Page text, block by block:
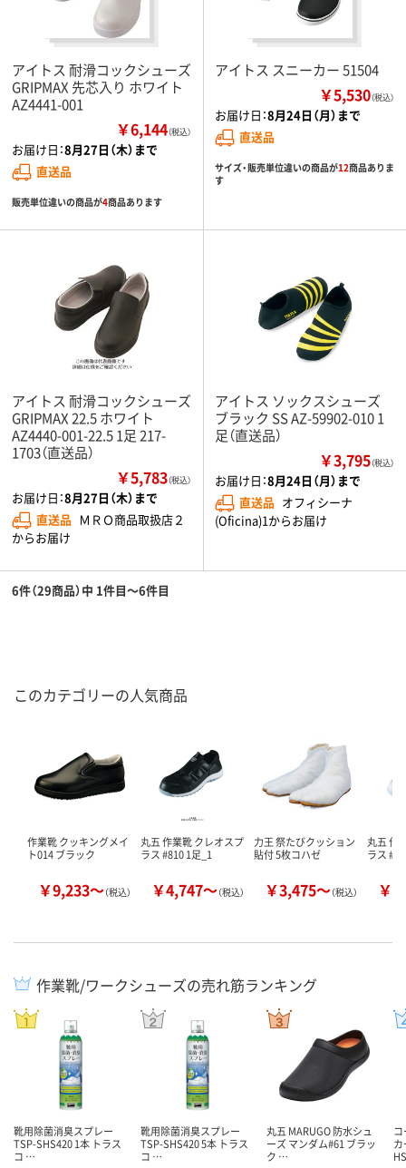
アイトス 耐滑コックシューズ
GRIPMAX 先芯入り ホワイト
AZ4441-001
￥6,144（税込）
お届け日：8月27日（木）まで
直送品
販売単位違いの商品が4商品あります
アイトス スニーカー 51504
￥5,530（税込）
お届け日：8月24日（月）まで
直送品
サイズ・販売単位違いの商品が12商品ありま
す
アイトス 耐滑コックシューズ
GRIPMAX 22.5 ホワイト
AZ4440-001-22.5 1足 217-
1703（直送品）
￥5,783（税込）
お届け日：8月27日（木）まで
直送品 ＭＲＯ商品取扱店２
からお届け
アイトス ソックスシューズ
ブラック SS AZ-59902-010 1
足（直送品）
￥3,795（税込）
お届け日：8月24日（月）まで
直送品 オフィシーナ
(Oficina)1からお届け
6件（29商品）中 1件目～6件目
このカテゴリーの人気商品
作業靴 クッキングメイ
ト014 ブラック
￥9,233～（税込）
丸五 作業靴 クレオスプ
ラス #810 1足_1
￥4,747～（税込）
力王 祭たびクッション
貼付 5枚コハゼ
￥3,475～（税込）
丸五 作
ラス
￥
作業靴/ワークシューズの売れ筋ランキング
靴用除菌消臭スプレー
TSP-SHS420 1本 トラス
コ …
靴用除菌消臭スプレー
TSP-SHS420 5本 トラス
コ …
丸五 MARUGO 防水シュ
ーズ マンダム#61 ブラッ
ク …